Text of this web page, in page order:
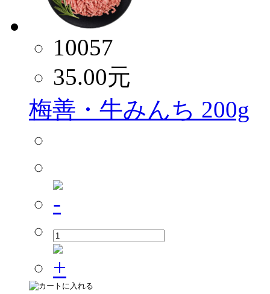
10057
35.00元
梅善・牛みんち 200g